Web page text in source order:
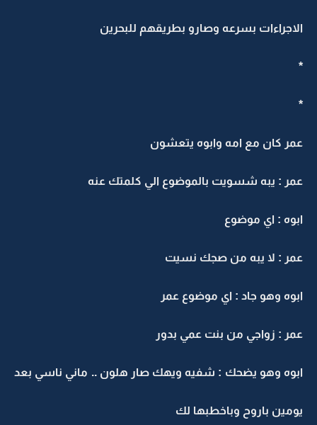
الاجراءات بسرعه وصارو بطريقهم للبحرين
*
*
عمر كان مع امه وابوه يتعشون
عمر : يبه شسويت بالموضوع الي كلمتك عنه
ابوه : اي موضوع
عمر : لا يبه من صجك نسيت
ابوه وهو جاد : اي موضوع عمر
عمر : زواجي من بنت عمي بدور
ابوه وهو يضحك : شفيه ويهك صار هلون .. ماني ناسي بعد
يومين باروح وباخطبها لك